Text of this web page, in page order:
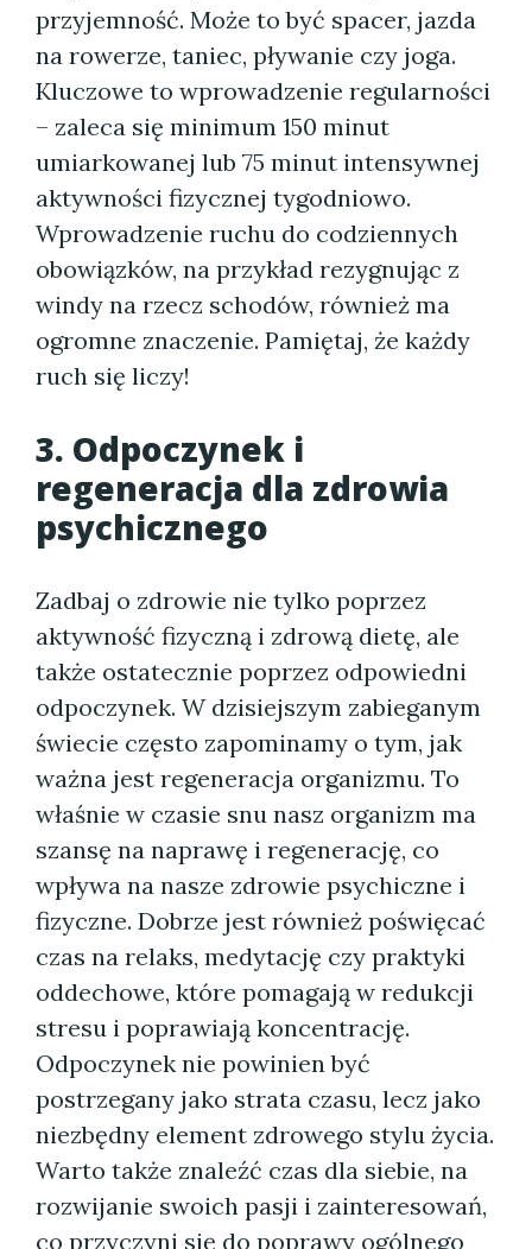
przyjemność. Może to być spacer, jazda
na rowerze, taniec, pływanie czy joga.
Kluczowe to wprowadzenie regularności
– zaleca się minimum 150 minut
umiarkowanej lub 75 minut intensywnej
aktywności fizycznej tygodniowo.
Wprowadzenie ruchu do codziennych
obowiązków, na przykład rezygnując z
windy na rzecz schodów, również ma
ogromne znaczenie. Pamiętaj, że każdy
ruch się liczy!
3. Odpoczynek i
regeneracja dla zdrowia
psychicznego
Zadbaj o zdrowie nie tylko poprzez
aktywność fizyczną i zdrową dietę, ale
także ostatecznie poprzez odpowiedni
odpoczynek. W dzisiejszym zabieganym
świecie często zapominamy o tym, jak
ważna jest regeneracja organizmu. To
właśnie w czasie snu nasz organizm ma
szansę na naprawę i regenerację, co
wpływa na nasze zdrowie psychiczne i
fizyczne. Dobrze jest również poświęcać
czas na relaks, medytację czy praktyki
oddechowe, które pomagają w redukcji
stresu i poprawiają koncentrację.
Odpoczynek nie powinien być
postrzegany jako strata czasu, lecz jako
niezbędny element zdrowego stylu życia.
Warto także znaleźć czas dla siebie, na
rozwijanie swoich pasji i zainteresowań,
co przyczyni się do poprawy ogólnego